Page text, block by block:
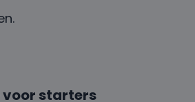
voor starters